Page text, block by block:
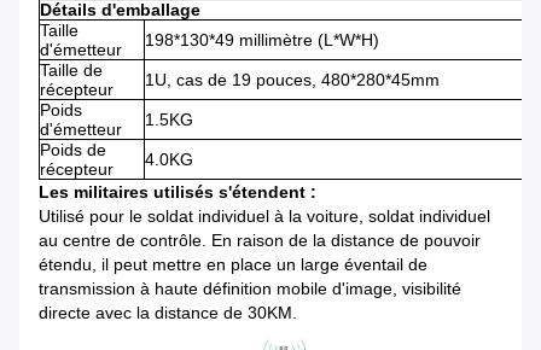
Détails d'emballage
Taille
d'émetteur
198*130*49 millimètre (L*W*H)
Taille de
récepteur
1U, cas de 19 pouces, 480*280*45mm
Poids
d'émetteur
1.5KG
Poids de
récepteur
4.0KG
Les militaires utilisés s'étendent :
Utilisé pour le soldat individuel à la voiture, soldat individuel
au centre de contrôle. En raison de la distance de pouvoir
étendu, il peut mettre en place un large éventail de
transmission à haute définition mobile d'image, visibilité
directe avec la distance de 30KM.